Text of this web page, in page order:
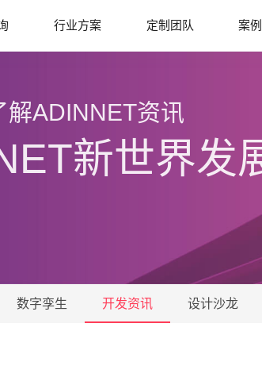
行业方案 定制团队 案例
解ADINNET资讯
新世界发
数字孪生 开发资讯 设计沙龙